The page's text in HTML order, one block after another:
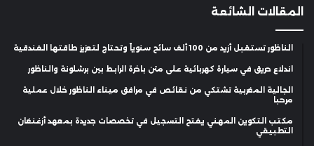
المقالات الشائعة
الناظور تستقبل أزيد من 100 ألف سائح سنوياً وتحتاج لتعزيز طاقتها الفندقية
اندلاع حريق في سيارة كهربائية على متن باخرة الرابط بين برشلونة والناظور
الجالية المغربية تشتكي من نقائص في مرافق ميناء الناظور خلال عملية
مرحبا
مكتب التكوين المهني يفتح التسجيل في تخصصات جديدة بمعهد أزغنغان
التطبيقي